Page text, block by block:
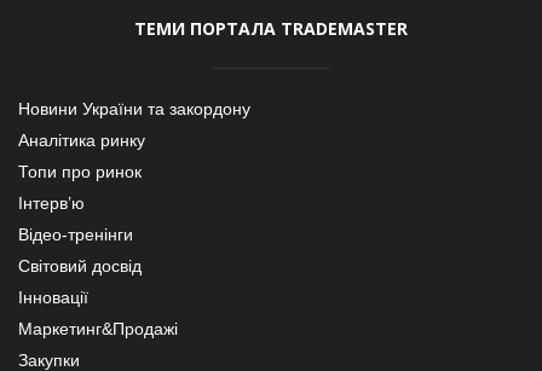
ТЕМИ ПОРТАЛА TRADEMASTER
Новини України та закордону
Аналітика ринку
Топи про ринок
Інтерв’ю
Відео-тренінги
Світовий досвід
Інновації
Маркетинг&Продажі
Закупки